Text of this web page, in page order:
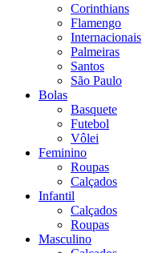
Corinthians
Flamengo
Internacionais
Palmeiras
Santos
São Paulo
Bolas
Basquete
Futebol
Vôlei
Feminino
Roupas
Calçados
Infantil
Calçados
Roupas
Masculino